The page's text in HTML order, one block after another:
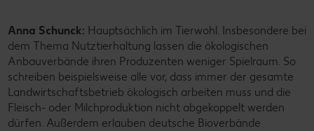
Anna Schunck: Hauptsächlich im Tierwohl. Insbesondere bei
dem Thema Nutztierhaltung lassen die ökologischen
Anbauverbände ihren Produzenten weniger Spielraum. So
schreiben beispielsweise alle vor, dass immer der gesamte
Landwirtschaftsbetrieb ökologisch arbeiten muss und die
Fleisch- oder Milchproduktion nicht abgekoppelt werden
dürfen. Außerdem erlauben deutsche Bioverbände